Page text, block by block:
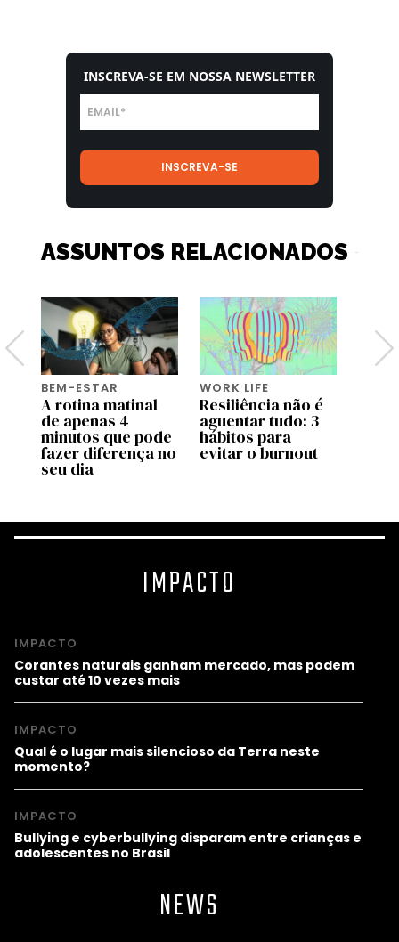
INSCREVA-SE EM NOSSA NEWSLETTER
ASSUNTOS RELACIONADOS
BEM-ESTAR
A rotina matinal
de apenas 4
minutos que pode
fazer diferença no
seu dia
WORK LIFE
Resiliência não é
aguentar tudo: 3
hábitos para
evitar o burnout
IMPACTO
IMPACTO
Corantes naturais ganham mercado, mas podem
custar até 10 vezes mais
IMPACTO
Qual é o lugar mais silencioso da Terra neste
momento?
IMPACTO
Bullying e cyberbullying disparam entre crianças e
adolescentes no Brasil
NEWS